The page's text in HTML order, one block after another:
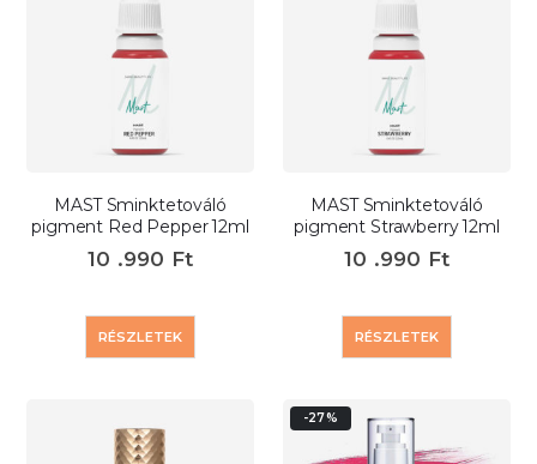
MAST Sminktetováló
pigment Red Pepper 12ml
10 .990 Ft
RÉSZLETEK
MAST Sminktetováló
pigment Strawberry 12ml
10 .990 Ft
RÉSZLETEK
-27%